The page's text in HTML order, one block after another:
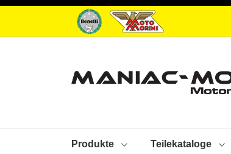
Produkte Teilekataloge